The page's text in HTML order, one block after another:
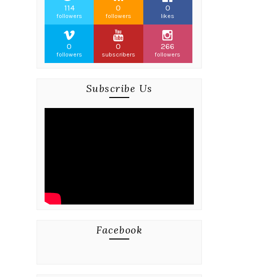
114
followers
0
followers
0
likes
0
followers
0
subscribers
266
followers
Subscribe Us
Facebook